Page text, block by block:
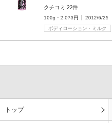
クチコミ 22件
100g・2,073円
2012/6/25
ボディローション・ミルク
トップ